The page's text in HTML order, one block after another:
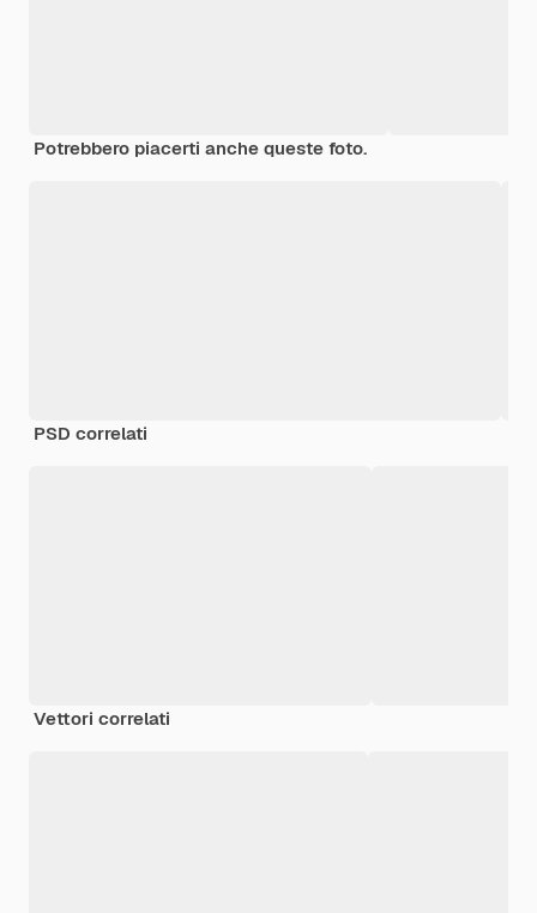
Potrebbero piacerti anche queste foto.
PSD correlati
Vettori correlati